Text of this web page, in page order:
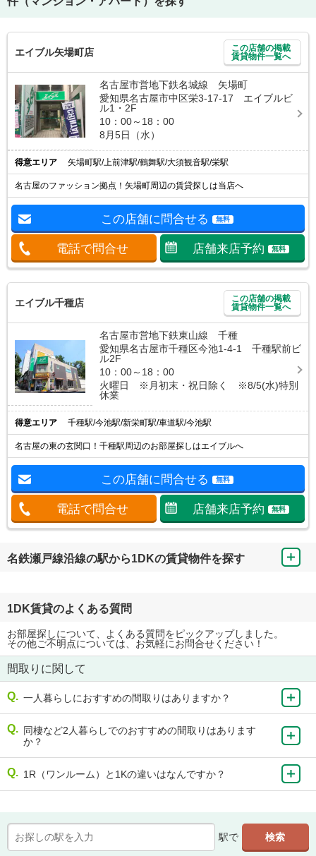
エイブル矢場町店
この店舗の掲載
賃貸物件一覧へ
名古屋市営地下鉄名城線 矢場町
愛知県名古屋市中区栄3-17-17 エイブルビ
ル1・2F
10：00～18：00
8月5日（水）
得意エリア 矢場町駅/上前津駅/鶴舞駅/大須観音駅/栄駅
名古屋のファッション拠点！矢場町周辺の賃貸探しは当店へ
この店舗に問合せる 無料
電話で問合せ 店舗来店予約 無料
エイブル千種店
この店舗の掲載
賃貸物件一覧へ
名古屋市営地下鉄東山線 千種
愛知県名古屋市千種区今池1-4-1 千種駅前ビ
ル2F
10：00～18：00
火曜日 ※月初末・祝日除く ※8/5(水)特別
休業
得意エリア 千種駅/今池駅/新栄町駅/車道駅/今池駅
名古屋の東の玄関口！千種駅周辺のお部屋探しはエイブルへ
この店舗に問合せる 無料
電話で問合せ 店舗来店予約 無料
名鉄瀬戸線沿線の駅から1DKの賃貸物件を探す
1DK賃貸のよくある質問
お部屋探しについて、よくある質問をピックアップしました。
その他ご不明点については、お気軽にお問合せください！
間取りに関して
一人暮らしにおすすめの間取りはありますか？
同棲など2人暮らしでのおすすめの間取りはあります
か？
1R（ワンルーム）と1Kの違いはなんですか？
駅で